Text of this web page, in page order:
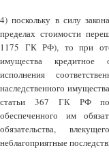
4) поскольку в силу
пределах стоимости
1175 ГК РФ), то при
имущества кредитное
исполнения
наследственного
статьи 367 ГК РФ
обеспеченного им
обязательства,
неблагоприятные